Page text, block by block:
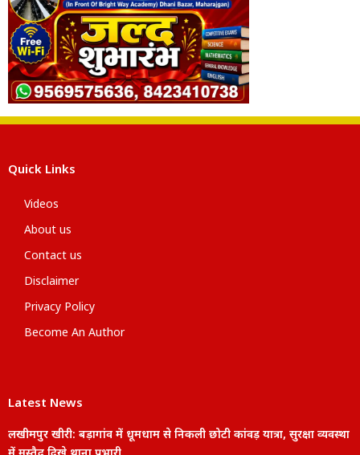
Quick Links
Videos
About us
Contact us
Disclaimer
Privacy Policy
Become An Author
Latest News
लखीमपुर खीरी: बड़ागांव में धूमधाम से निकली छोटी कांवड़ यात्रा, सुरक्षा व्यवस्था